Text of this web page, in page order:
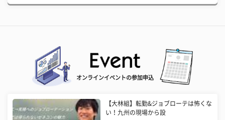
オンラインイベントの参加申込
【大林組】転勤&ジョブローテは怖くな
い！九州の現場から設